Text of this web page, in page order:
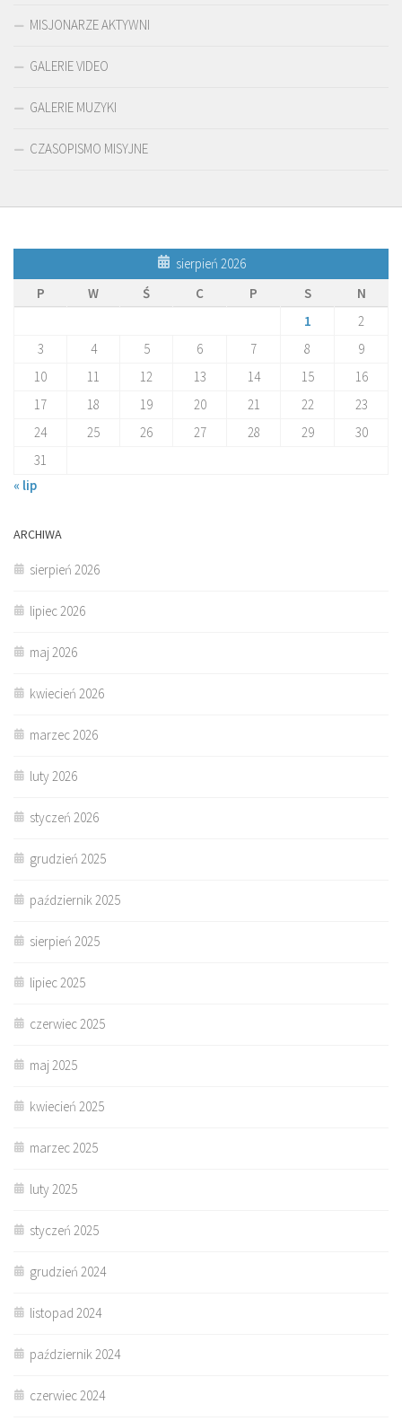
MISJONARZE AKTYWNI
GALERIE VIDEO
GALERIE MUZYKI
CZASOPISMO MISYJNE
sierpień 2026
P
W Ś C P S
N
1
2
3
4 5 6 7 8
9
10
11 12 13 14 15
16
17
18 19 20 21 22
23
24
25 26 27 28 29
30
31
« lip
ARCHIWA
sierpień 2026
lipiec 2026
maj 2026
kwiecień 2026
marzec 2026
luty 2026
styczeń 2026
grudzień 2025
październik 2025
sierpień 2025
lipiec 2025
czerwiec 2025
maj 2025
kwiecień 2025
marzec 2025
luty 2025
styczeń 2025
grudzień 2024
listopad 2024
październik 2024
czerwiec 2024